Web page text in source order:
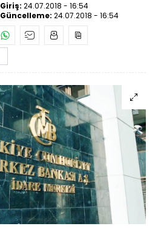
Giriş: 24.07.2018 - 16:54
Güncelleme: 24.07.2018 - 16:54